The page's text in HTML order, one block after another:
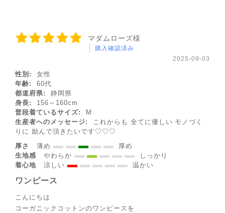
マダムローズ様
購入確認済み
2025-09-03
性別:
女性
年齢:
60代
都道府県:
静岡県
身長:
156～160cm
普段着ているサイズ:
M
生産者へのメッセージ:
これからも 全てに優しい モノづく
りに 励んで頂きたいです♡♡♡
厚さ
薄め
厚め
生地感
やわらか
しっかり
着心地
涼しい 温かい
ワンピース
こんにちは
コーガニックコットンのワンピースを